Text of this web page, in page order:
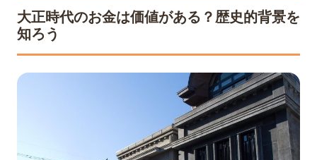
買取手続きの流れや必要書類は？
大正時代のお金で価値が高いものは？
5
価値ある大正時代のお金の買取は福ちゃん
がおすすめ！
大正時代のお金は価値がある？歴史的背景を
知ろう